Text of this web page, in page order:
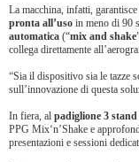
La macchina, infatti, garantisce
pronta all’uso in meno di 90
automatica (“mix and shake
collega direttamente
“Sia il dispositivo sia le tazze
sull’innovazione di questa
In fiera, al padiglione 3 stand
PPG Mix‘n’Shake e
presentazioni e sessioni